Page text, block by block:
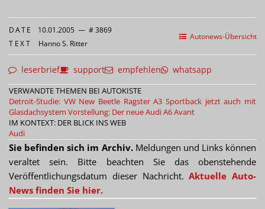
Autonews-Übersicht
DATE 10.01.2005 — # 3869
TEXT Hanno S. Ritter
leserbrief support empfehlen whatsapp
VERWANDTE THEMEN BEI AUTOKISTE
Detroit-Studie: VW New Beetle Ragster A3 Sportback jetzt auch mit
Glasdachsystem Vorstellung: Der neue Audi A6 Avant
IM KONTEXT: DER BLICK INS WEB
Audi
Sie befinden sich im Archiv.Meldungen und Links können
veraltet sein. Bitte beachten Sie das obenstehende
Veröffentlichungsdatum dieser Nachricht.Aktuelle Auto-
News finden Sie hier.